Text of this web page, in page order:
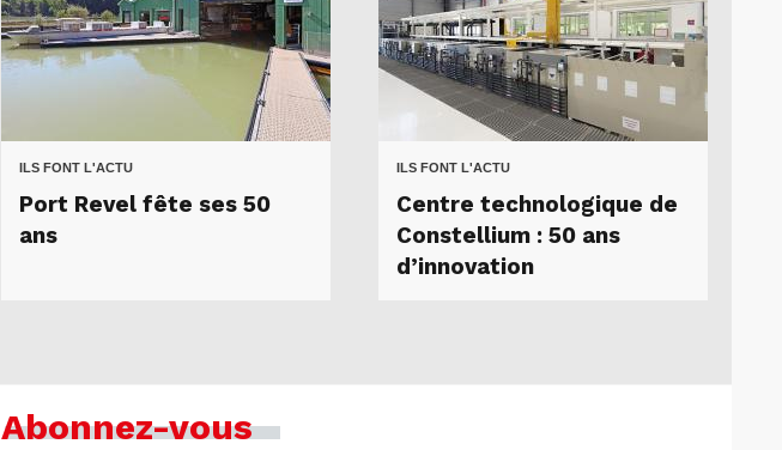
ILS FONT L'ACTU
Port Revel fête ses 50
ans
ILS FONT L'ACTU
Centre technologique de
Constellium : 50 ans
d’innovation
Abonnez-vous